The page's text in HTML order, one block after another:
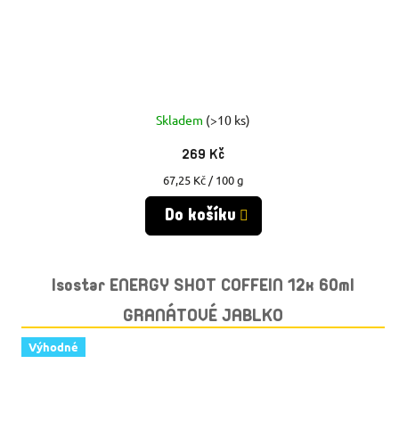
Skladem (>10 ks)
269 Kč
Měrná
cena:
67,25 Kč / 100 g
Do košíku
Isostar ENERGY SHOT COFFEIN 12x 60ml
GRANÁTOVÉ JABLKO
Výhodné